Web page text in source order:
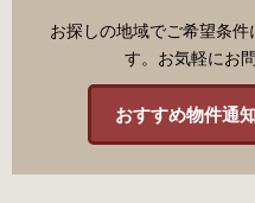
お探しの地域でご希望条
す。お気軽にお
おすすめ物件通